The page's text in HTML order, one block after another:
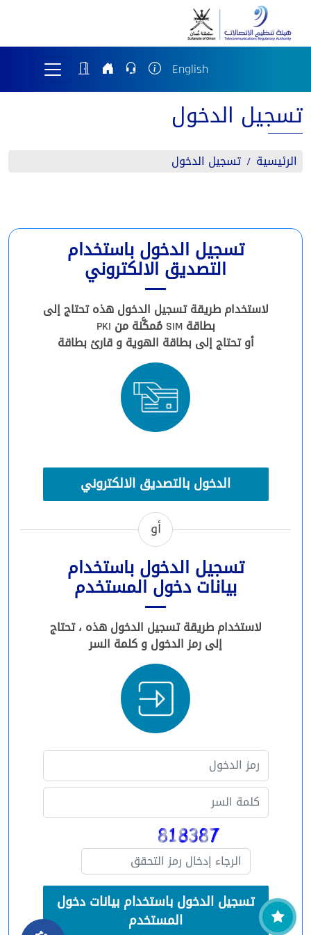
English
تسجيل الدخول
الرئيسية تسجيل الدخول
تسجيل الدخول باستخدام
التصديق الالكتروني
لاستخدام طريقة تسجيل الدخول هذه تحتاج إلى
بطاقة SIM مُمكَّنة من PKI
أو تحتاج إلى بطاقة الهوية و قارئ بطاقة
الدخول بالتصديق الالكتروني
أو
تسجيل الدخول باستخدام
بيانات دخول المستخدم
لاستخدام طريقة تسجيل الدخول هذه ، تحتاج
إلى رمز الدخول و كلمة السر
تسجيل الدخول باستخدام بيانات دخول
المستخدم